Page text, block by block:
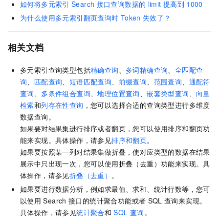
如何将多元索引 Search 接口查询数据的 limit 提高到 1000
为什么使用多元索引翻页查询时 Token 失效了？
相关文档
多元索引查询类型包括精确查询 多词精确查询
全匹配查
询
匹配查询 短语匹配查询 前缀查询 范围查询
通配符
查询
多条件组合查询 、地理位置查询 、嵌套类型查询
向量
检索和列存在性查询 ，您可以选择合适的查询类型进行多维度
数据查询。
如果要对结果集进行排序或者翻页，您可以使用排序和翻页功
能来实现。具体操作，请参见排序和翻页。
如果要按照某一列对结果集做折叠，使对应类型的数据在结果
展示中只出现一次，您可以使用折叠（去重）功能来实现。具
体操作，请参见折叠（去重） 。
如果要进行数据分析，例如求最值、求和、统计行数等，您可
以使用 Search 接口的统计聚合功能或者 SQL 查询来实现。
具体操作，请参见统计聚合和 SQL 查询 。